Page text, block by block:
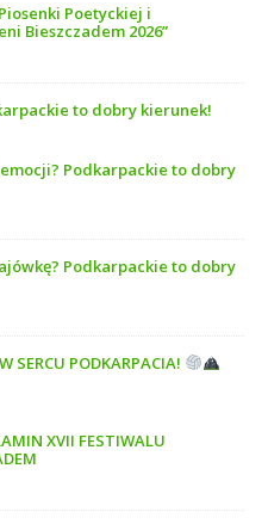
Poetyckiej i
Bieszczadem 2026”
to dobry kierunek!
Podkarpackie to dobry
Podkarpackie to dobry
SERCU PODKARPACIA!
XVII FESTIWALU